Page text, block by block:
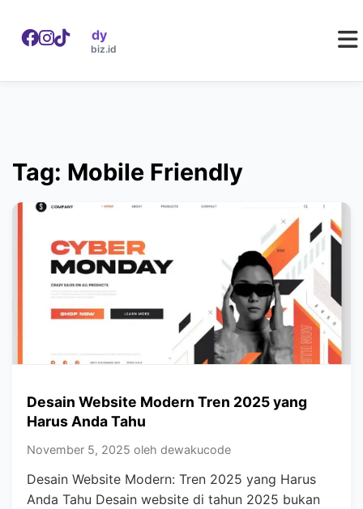
W WebDaddy
webdaddy.biz.id
Tag: Mobile Friendly
Desain Website Modern Tren 2025 yang
Harus Anda Tahu
November 5, 2025 oleh dewakucode
Desain Website Modern: Tren 2025 yang Harus
Anda Tahu Desain website di tahun 2025 bukan